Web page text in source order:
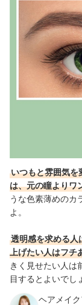
いつもと雰囲気を
は、元の瞳よりワ
うな色素薄めのカ
よ。
透明感を求める人
上げたい人はフチ
きく見せたい人は
目するとよいでし
ヘアメイ